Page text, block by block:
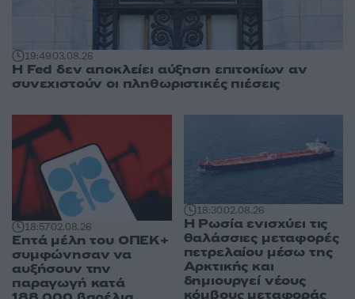
19:4903.08.26
Η Fed δεν αποκλείει αύξηση επιτοκίων αν
συνεχιστούν οι πληθωριστικές πιέσεις
18:5702.08.26
Επτά μέλη του ΟΠΕΚ+
συμφώνησαν να
αυξήσουν την
παραγωγή κατά
18:3002.08.26
Η Ρωσία ενισχύει τις
θαλάσσιες μεταφορές
πετρελαίου μέσω της
Αρκτικής και
δημιουργεί νέους
κόμβους μεταφοράς